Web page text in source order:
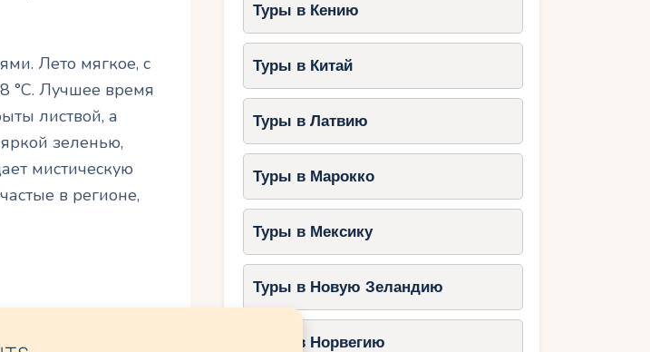
Лето мягкое, с
°C. Лучшее время
листвой, а
зеленью,
мистическую
в регионе,
Туры в Кению
Туры в Китай
Туры в Латвию
Туры в Марокко
Туры в Мексику
Туры в Новую Зеландию
Туры в Норвегию